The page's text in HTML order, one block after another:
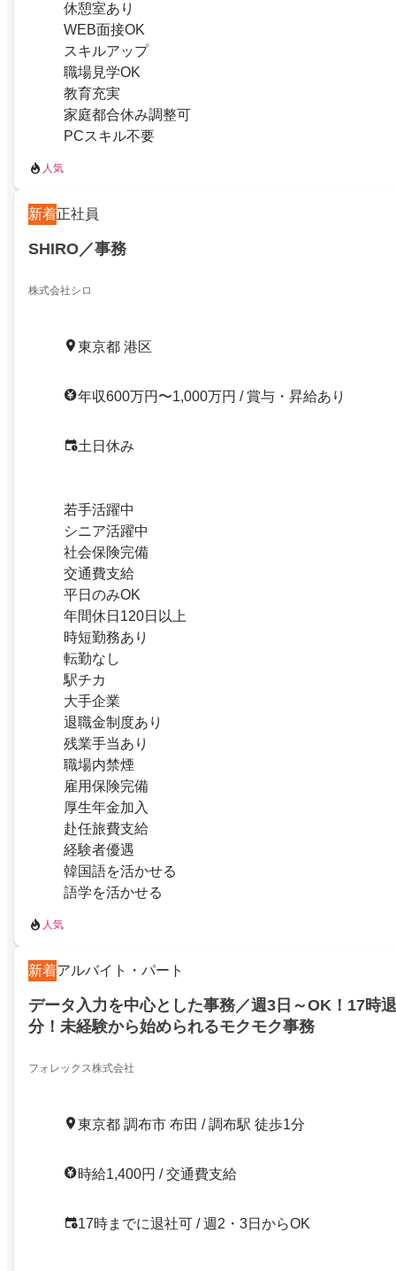
休憩室あり
WEB面接OK
スキルアップ
職場見学OK
教育充実
家庭都合休み調整可
PCスキル不要
人気
新着正社員
SHIRO／事務
株式会社シロ
東京都 港区
年収600万円〜1,000万円 / 賞与・昇給あり
土日休み
若手活躍中
シニア活躍中
社会保険完備
交通費支給
平日のみOK
年間休日120日以上
時短勤務あり
転勤なし
駅チカ
大手企業
退職金制度あり
残業手当あり
職場内禁煙
雇用保険完備
厚生年金加入
赴任旅費支給
経験者優遇
韓国語を活かせる
語学を活かせる
人気
新着アルバイト・パート
データ入力を中心とした事務／週3日～OK！17時
分！未経験から始められるモクモク事務
フォレックス株式会社
東京都 調布市 布田 / 調布駅 徒歩1分
時給1,400円 / 交通費支給
17時までに退社可 / 週2・3日からOK